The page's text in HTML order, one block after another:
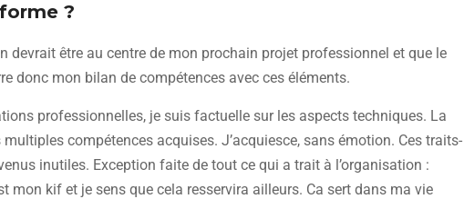
?
devrait être au centre de mon prochain projet professionnel et que le
donc mon bilan de compétences avec ces éléments.
professionnelles, je suis factuelle sur les aspects techniques. La
compétences acquises. J’acquiesce, sans émotion. Ces traits-
inutiles. Exception faite de tout ce qui a trait à l’organisation :
mon kif et je sens que cela resservira ailleurs. Ca sert dans ma vie